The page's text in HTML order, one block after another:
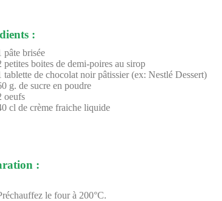
:
pâte brisée
petites boites de demi-poires au sirop
tablette de chocolat noir pâtissier (ex: Nestlé Dessert)
g. de sucre en poudre
oeufs
cl de crème fraiche liquide
:
le four à 200°C.